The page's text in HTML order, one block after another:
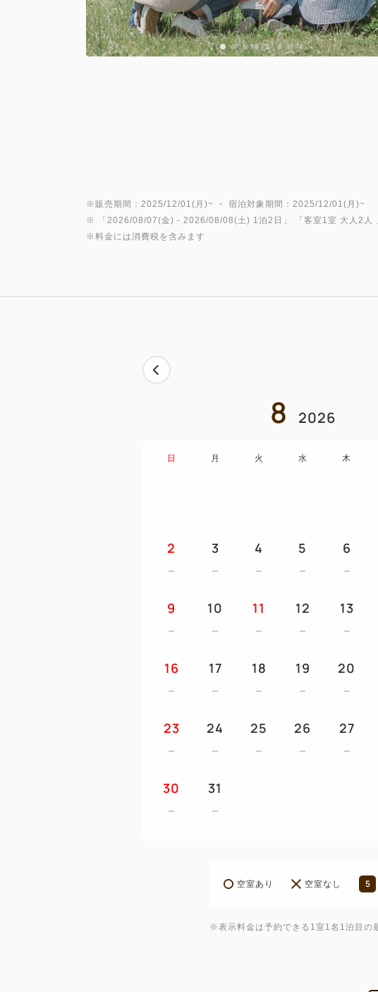
※販売期間：2025/12/01(月)~ ・ 宿泊対象期間：2025/12/01(月)~
※ 「 2026/08/07(金) - 2026/08/08(土) 1泊2日 」 「 客室1室 大人2人
※料金には消費税を含みます
8 2026
日 月 火 水 木
2 3 4 5 6
9 10 11 12 13
16 17 18 19 20
23 24 25 26 27
30 31
空室あり 空室なし 5
※表示料金は予約できる1室1名1泊目の